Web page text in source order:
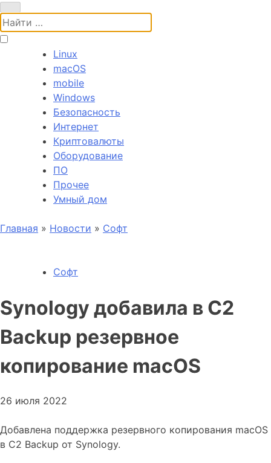
Поиск:
Linux
macOS
mobile
Windows
Безопасность
Интернет
Криптовалюты
Оборудование
ПО
Прочее
Умный дом
Главная » Новости » Софт
Софт
Synology добавила в C2
Backup резервное
копирование macOS
26 июля 2022
Добавлена поддержка резервного копирования macOS
в C2 Backup от Synology.